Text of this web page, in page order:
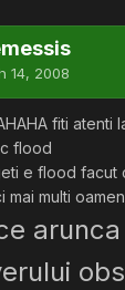
14, 2008
fiti atenti
flood
e flood facut
mai multi